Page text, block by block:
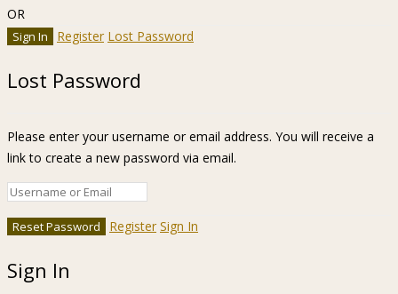
OR
Register Lost Password
Lost Password
Please enter your username or email address. You will receive a
link to create a new password via email.
Register Sign In
Sign In